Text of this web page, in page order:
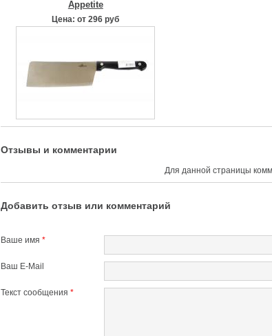
Appetite
Цена: от 296 руб
Отзывы и комментарии
Для данной страницы
Добавить отзыв или комментарий
Ваше имя *
Ваш E-Mail
Текст сообщения *